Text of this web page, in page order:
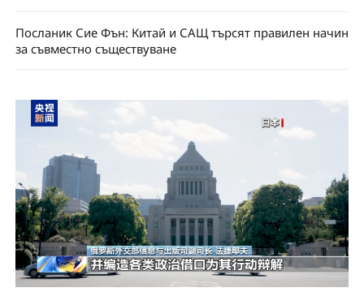
Посланик Сие Фън: Китай и САЩ търсят правилен начин
за съвместно съществуване